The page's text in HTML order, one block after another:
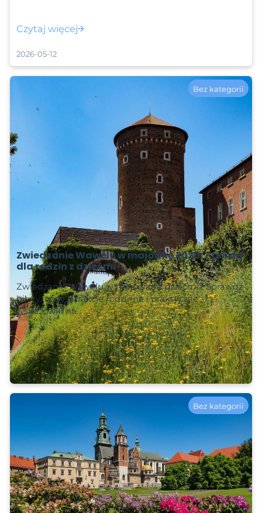
Czytaj więcej
2026-05-12
Bez kategorii
Zwiedzanie Wawelu w majówkę 2026: 7 porad
dla rodzin z dziećmi
Zwiedzanie Wawelu w majówkę z dziećmi? Sprawdź
bilety, trasy, atrakcje rodzinne i praktyczne
wskazówki na…
Czytaj więcej
2026-04-20
Bez kategorii